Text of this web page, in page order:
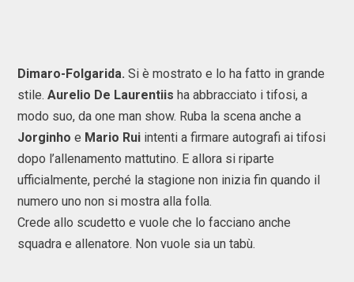
Dimaro-Folgarida. Si è mostrato e lo ha fatto in grande
stile. Aurelio De Laurentiis ha abbracciato i tifosi, a
modo suo, da one man show. Ruba la scena anche a
Jorginho e Mario Rui intenti a firmare autografi ai tifosi
dopo l’allenamento mattutino. E allora si riparte
ufficialmente, perché la stagione non inizia fin quando il
numero uno non si mostra alla folla.
Crede allo scudetto e vuole che lo facciano anche
squadra e allenatore. Non vuole sia un tabù.